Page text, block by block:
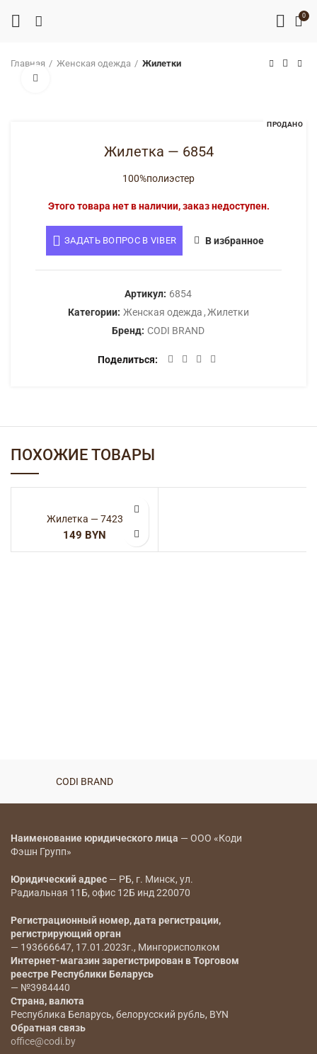
0
Главная Женская одежда Жилетки
ПРОДАНО
Жилетка — 6854
100%полиэстер
Этого товара нет в наличии, заказ недоступен.
ЗАДАТЬ ВОПРОС В VIBER В избранное
Артикул: 6854
Категории: Женская одежда ,Жилетки
Бренд: CODI BRAND
Поделиться
ПОХОЖИЕ ТОВАРЫ
Жилетка — 7423
BYN
CODI BRAND
Наименование юридического лица — ООО «Коди
Фэшн Групп»
Юридический адрес — РБ, г. Минск, ул.
Радиальная 11Б, офис 12Б инд 220070
Регистрационный номер, дата регистрации,
регистрирующий орган
— 193666647, 17.01.2023г., Мингорисполком
Интернет-магазин зарегистрирован в Торговом
реестре Республики Беларусь
— №3984440
Страна, валюта
Республика Беларусь, белорусский рубль, BYN
Обратная связь
office@codi.by